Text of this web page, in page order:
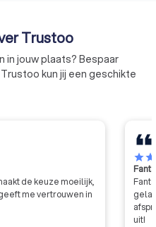
verspreid over
benadrukt VVNL
van gelijkheid,
Trustoo
in jouw plaats? Bespaar
kun jij een geschikte
de keuze moeilijk,
me vertrouwen in
starstar
uit!